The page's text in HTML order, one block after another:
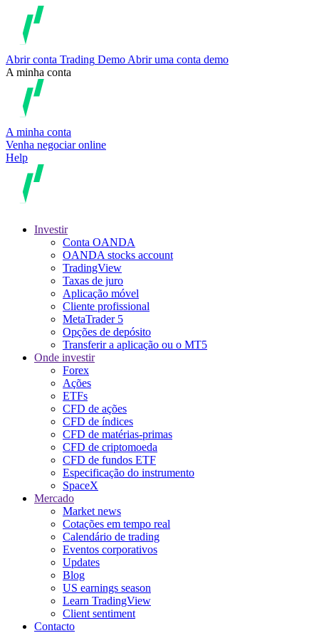
Abrir conta Trading Demo Abrir uma conta demo
A minha conta
A minha conta
Venha negociar online
Help
Investir
Conta OANDA
OANDA stocks account
TradingView
Taxas de juro
Aplicação móvel
Cliente profissional
MetaTrader 5
Opções de depósito
Transferir a aplicação ou o MT5
Onde investir
Forex
Ações
ETFs
CFD de ações
CFD de índices
CFD de matérias-primas
CFD de criptomoeda
CFD de fundos ETF
Especificação do instrumento
SpaceX
Mercado
Market news
Cotações em tempo real
Calendário de trading
Eventos corporativos
Updates
Blog
US earnings season
Learn TradingView
Client sentiment
Contacto